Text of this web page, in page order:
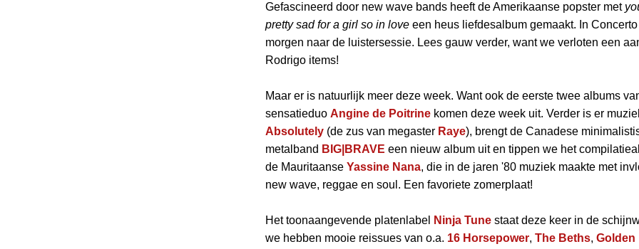
Gefascineerd door new wave bands heeft de Amerikaanse popster met
pretty sad for a girl so in love een heus liefdesalbum gemaakt. In
morgen naar de luistersessie. Lees gauw verder, want we verloten een
Rodrigo items!
Maar er is natuurlijk meer deze week. Want ook de eerste twee albums
sensatieduo Angine de Poitrine komen deze week uit. Verder is er
Absolutely (de zus van megaster Raye), brengt de Canadese
metalband BIG|BRAVE een nieuw album uit en tippen we het
de Mauritaanse Yassine Nana, die in de jaren '80 muziek maakte met
new wave, reggae en soul. Een favoriete zomerplaat!
Het toonaangevende platenlabel Ninja Tune staat deze keer in de
we hebben mooie reissues van o.a. 16 Horsepower, The Beths, Golden